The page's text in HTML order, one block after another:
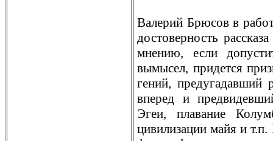
Валерий Брюсов в
достоверность
мнению, если
вымысел, придeтся
гений, предугадавший
вперед и
Эгеи, плавание
цивилизации майя и